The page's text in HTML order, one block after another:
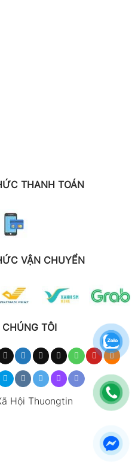
THANH TOÁN
VẬN CHUYỂN
CHÚNG TÔI
Hội Thuongtin